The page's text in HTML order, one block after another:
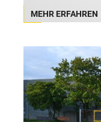
MEHR ERFAHREN